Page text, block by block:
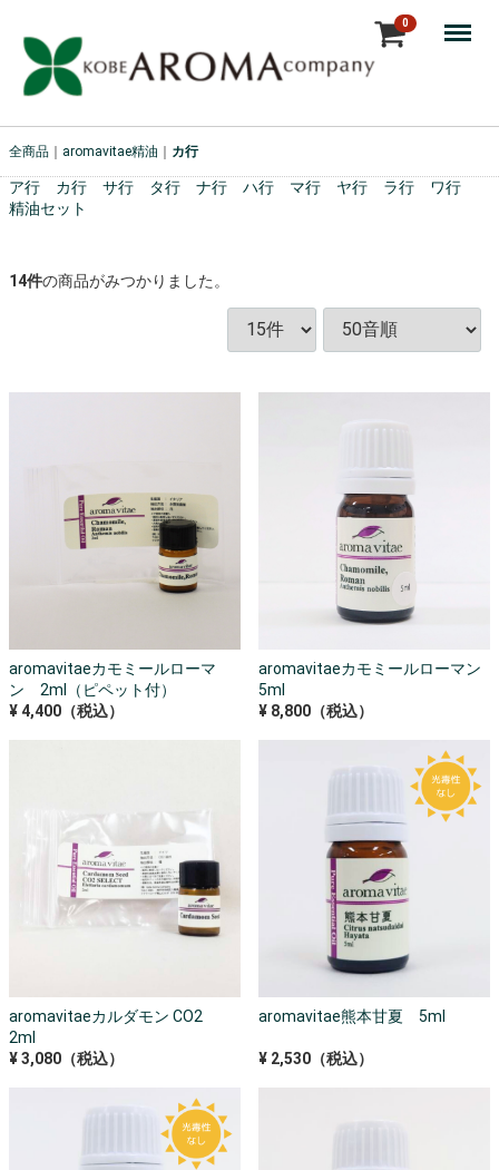
0
全商品 aromavitae精油 カ行
ア行 カ行 サ行 タ行 ナ行 ハ行 マ行 ヤ行 ラ行
ワ行
精油セット
14件の商品がみつかりました。
aromavitaeカモミールローマ
ン 2ml（ピペット付）
¥ 4,400（税込）
aromavitaeカモミールローマン
5ml
¥ 8,800（税込）
aromavitaeカルダモン CO2
2ml
¥ 3,080（税込）
aromavitae熊本甘夏 5ml
¥ 2,530（税込）